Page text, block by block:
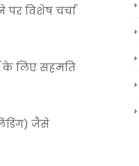
पर विशेष चर्चा
के लिए सहमति
जैसे